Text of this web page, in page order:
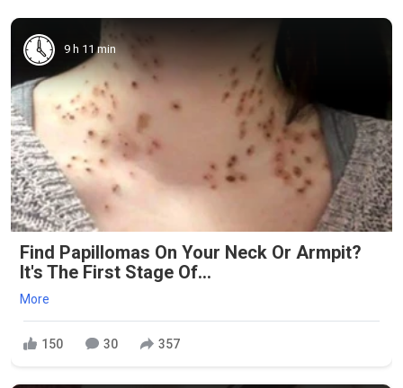
9 h 11 min
Find Papillomas On Your Neck Or Armpit?
It's The First Stage Of...
More
150 30 357